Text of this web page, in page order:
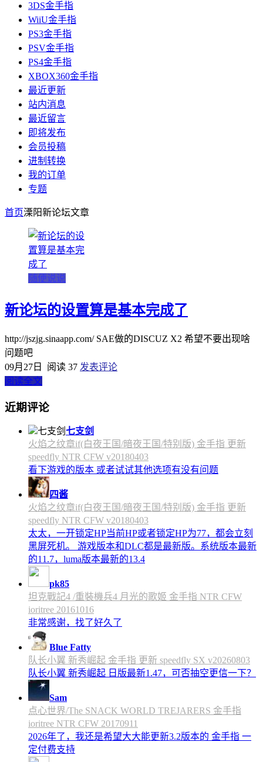
3DS金手指
WiiU金手指
PS3金手指
PSV金手指
PS4金手指
XBOX360金手指
最近更新
站内消息
最近留言
即将发布
会员投稿
进制转换
我的订单
专题
首页溧阳新论坛文章
随便说说
新论坛的设置算是基本完成了
http://jszjg.sinaapp.com/ SAE做的DISCUZ X2 希望不要出现啥
问题吧
09月27日
阅读 37 发表评论
阅读全文
近期评论
七支剑
火焰之纹章if(白夜王国/暗夜王国/特别版) 金手指 更新
speedfly NTR CFW v20180403
看下游戏的版本 或者试试其他选项有没有问题
四酱
火焰之纹章if(白夜王国/暗夜王国/特别版) 金手指 更新
speedfly NTR CFW v20180403
太太，一开锁定HP当前HP或者锁定HP为77，都会立刻
黑屏死机。 游戏版本和DLC都是最新版。系统版本最新
的11.7，luma版本最新的13.4
pk85
坦克戰記4 /重裝機兵4 月光的歌姬 金手指 NTR CFW
ioritree 20161016
非常感谢，找了好久了
Blue Fatty
队长小翼 新秀崛起 金手指 更新 speedfly SX v20260803
队长小翼 新秀崛起 日版最新1.47，可否抽空更信一下？
Sam
点心世界/The SNACK WORLD TREJARERS 金手指
ioritree NTR CFW 20170911
2026年了，我还是希望大大能更新3.2版本的 金手指 一
定付费支持